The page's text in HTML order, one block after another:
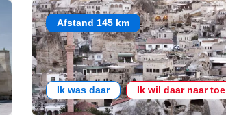
Afstand 145 km
Ik was daar Ik wil daar naar toe